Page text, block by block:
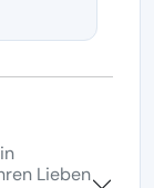
Lieben